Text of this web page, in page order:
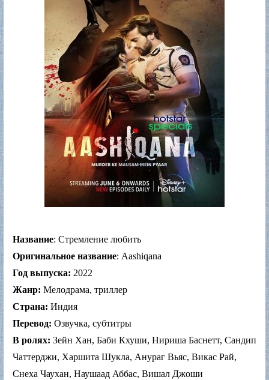
Название: Стремление любить
Оригинальное название: Aashiqana
Год выпуска: 2022
Жанр: Мелодрама, триллер
Страна: Индия
Перевод: Озвучка, субтитры
В ролях: Зейн Хан, Баби Кхуши, Нириша Баснетт, Сандип
Чаттерджи, Харшита Шукла, Анураг Вьяс, Викас Рай,
Снеха Чаухан, Наушаад Аббас, Вишал Джоши